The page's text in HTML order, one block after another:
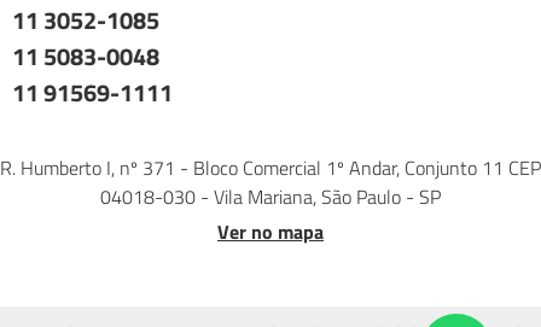
11 3052-1085
11 5083-0048
11 91569-1111
R. Humberto I, nº 371 - Bloco Comercial 1º Andar, Conjunto 11 CEP
04018-030 - Vila Mariana, São Paulo - SP
Ver no mapa